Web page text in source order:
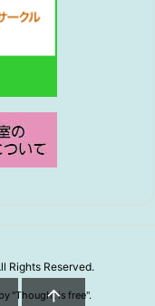
Rights Reserved.
"Thought is free".
